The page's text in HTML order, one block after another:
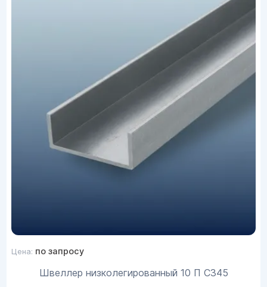
Цена: по запросу
Швеллер низколегированный 10 П С345